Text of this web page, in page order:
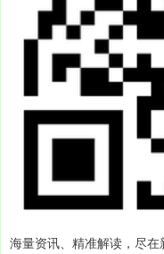
海量资讯、精准解读，尽在